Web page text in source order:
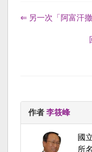
⇐ 另一次「阿富汗撤
作者 李筱峰
國
所